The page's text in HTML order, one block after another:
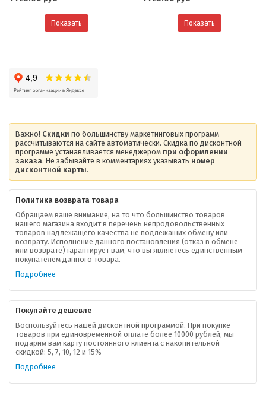
Показать Показать
Важно! Скидки по большинству маркетинговых программ
рассчитываются на сайте автоматически. Скидка по дисконтной
программе устанавливается менеджером при оформлении
заказа. Не забывайте в комментариях указывать номер
дисконтной карты.
Политика возврата товара
Обращаем ваше внимание, на то что большинство товаров
нашего магазина входит в перечень непродовольственных
товаров надлежащего качества не подлежащих обмену или
возврату. Исполнение данного постановления (отказ в обмене
или возврате) гарантирует вам, что вы являетесь единственным
покупателем данного товара.
Подробнее
Покупайте дешевле
Воспользуйтесь нашей дисконтной программой. При покупке
товаров при единовременной оплате более 10000 рублей, мы
подарим вам карту постоянного клиента с накопительной
скидкой: 5, 7, 10, 12 и 15%
Подробнее
О компании
Ваша скидка
Контактная информация
В помощь покупателю
Форма обратной связи